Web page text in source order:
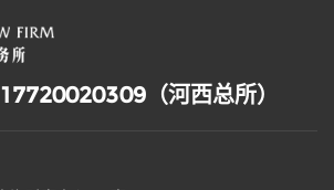
17720020309（河西总所）